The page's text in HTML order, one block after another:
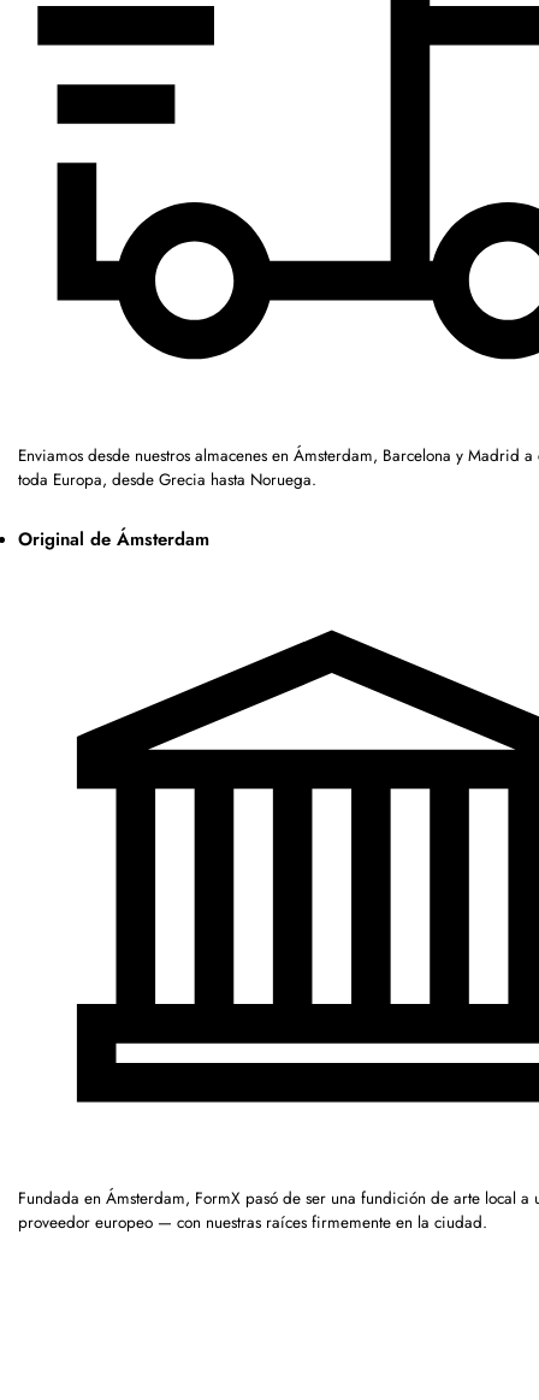
Enviamos desde nuestros almacenes en Ámsterdam, Barcelona y Madrid a
toda Europa, desde Grecia hasta Noruega.
Original de Ámsterdam
Fundada en Ámsterdam, FormX pasó de ser una fundición de arte local a
proveedor europeo — con nuestras raíces firmemente en la ciudad.